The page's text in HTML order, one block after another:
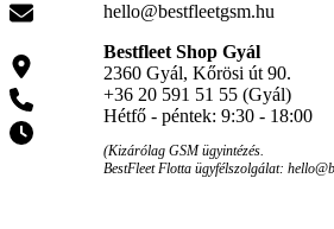
hello@bestfleetgsm.hu
Bestfleet Shop Gyál
2360 Gyál, Kőrösi út 90.
+36 20 591 51 55 (Gyál)
Hétfő - péntek: 9:30 - 18:00
(Kizárólag GSM ügyintézés.
BestFleet Flotta ügyfélszolgálat: